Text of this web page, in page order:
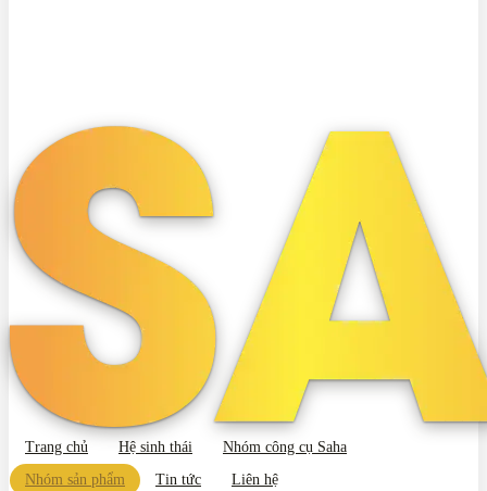
Trang chủ Hệ sinh thái
Nhóm công cụ Saha
Nhóm sản phẩm
Tin tức Liên hệ